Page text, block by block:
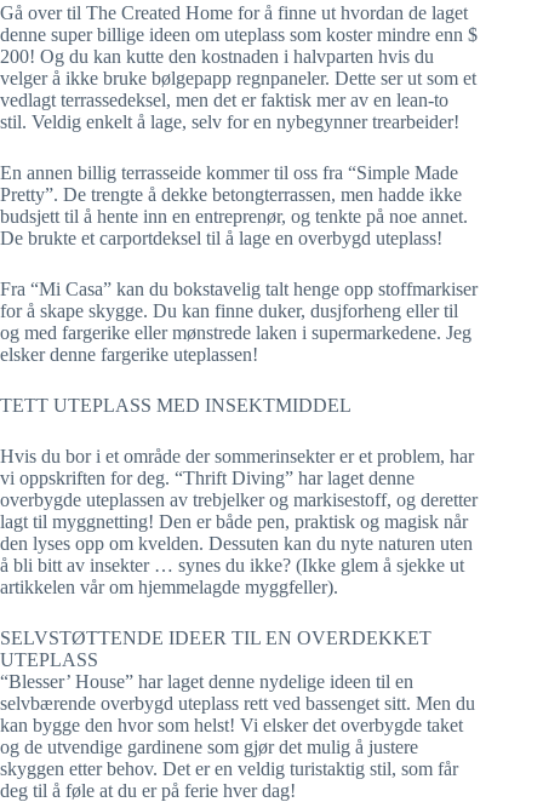
Gå over til The Created Home for å finne ut hvordan de laget
denne super billige ideen om uteplass som koster mindre enn $
200! Og du kan kutte den kostnaden i halvparten hvis du
velger å ikke bruke bølgepapp regnpaneler. Dette ser ut som et
vedlagt terrassedeksel, men det er faktisk mer av en lean-to
stil. Veldig enkelt å lage, selv for en nybegynner trearbeider!
En annen billig terrasseide kommer til oss fra “Simple Made
Pretty”. De trengte å dekke betongterrassen, men hadde ikke
budsjett til å hente inn en entreprenør, og tenkte på noe annet.
De brukte et carportdeksel til å lage en overbygd uteplass!
Fra “Mi Casa” kan du bokstavelig talt henge opp stoffmarkiser
for å skape skygge. Du kan finne duker, dusjforheng eller til
og med fargerike eller mønstrede laken i supermarkedene. Jeg
elsker denne fargerike uteplassen!
TETT UTEPLASS MED INSEKTMIDDEL
Hvis du bor i et område der sommerinsekter er et problem, har
vi oppskriften for deg. “Thrift Diving” har laget denne
overbygde uteplassen av trebjelker og markisestoff, og deretter
lagt til myggnetting! Den er både pen, praktisk og magisk når
den lyses opp om kvelden. Dessuten kan du nyte naturen uten
å bli bitt av insekter … synes du ikke? (Ikke glem å sjekke ut
artikkelen vår om hjemmelagde myggfeller).
SELVSTØTTENDE IDEER TIL EN OVERDEKKET
UTEPLASS
“Blesser’ House” har laget denne nydelige ideen til en
selvbærende overbygd uteplass rett ved bassenget sitt. Men du
kan bygge den hvor som helst! Vi elsker det overbygde taket
og de utvendige gardinene som gjør det mulig å justere
skyggen etter behov. Det er en veldig turistaktig stil, som får
deg til å føle at du er på ferie hver dag!